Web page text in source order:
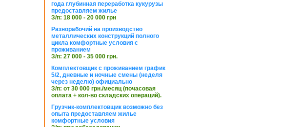
года глубинная переработка кукурузы
предоставляем жилье
З/п: 18 000 - 20 000 грн
Разнорабочий на производство
металлических конструкций полного
цикла комфортные условия с
проживанием
З/п: 27 000 - 35 000 грн.
Комплектовщик с проживанием график
5/2, дневные и ночные смены (неделя
через неделю) официально
З/п: от 30 000 грн./месяц (почасовая
оплата + кол-во складских операций).
Грузчик-комплектовщик возможно без
опыта предоставляем жилье
комфортные условия